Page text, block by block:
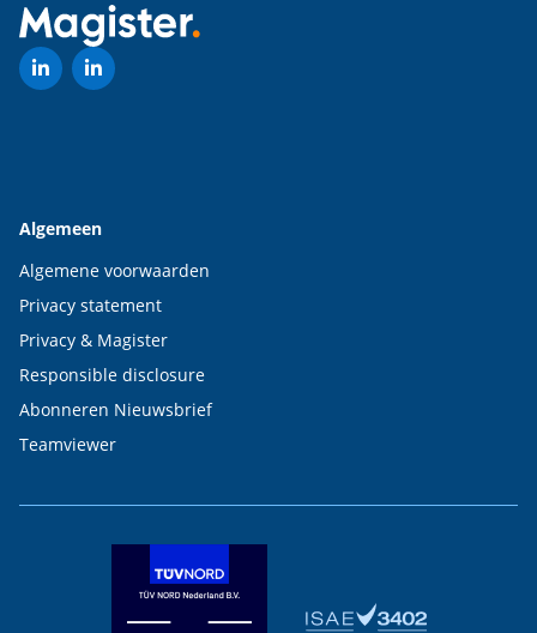
Algemeen
Algemene voorwaarden
Privacy statement
Privacy & Magister
Responsible disclosure
Abonneren Nieuwsbrief
Teamviewer